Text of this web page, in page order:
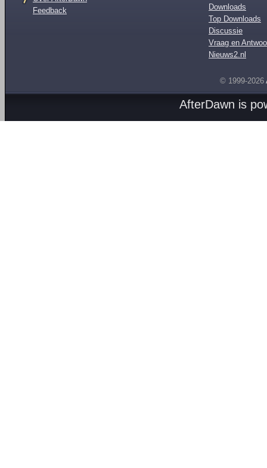
Feedback
Downloads
Top Downloads
Discussie
Vraag en
Nieuws2.nl
© 1999-2026
AfterDawn is